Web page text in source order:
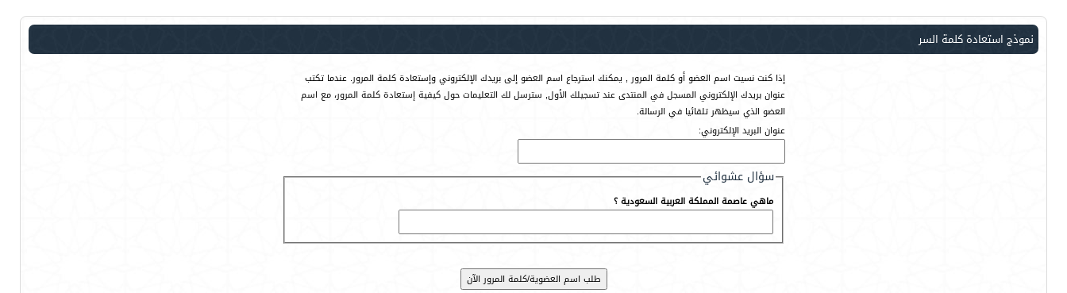
نموذج استعادة كلمة السر
إذا كنت نسيت اسم العضو أو كلمة المرور , يمكنك استرجاع اسم العضو إلى بريدك الإلكتروني وإستعادة كلمة المرور. عندما تكتب
عنوان بريدك الإلكتروني المسجل في المنتدى عند تسجيلك الأول, سترسل لك التعليمات حول كيفية إستعادة كلمة المرور، مع اسم
العضو الذي سيظهر تلقائيا في الرسالة.
عنوان البريد الإلكتروني:
سؤال عشوائي
ماهي عاصمة المملكة العربية السعودية ؟